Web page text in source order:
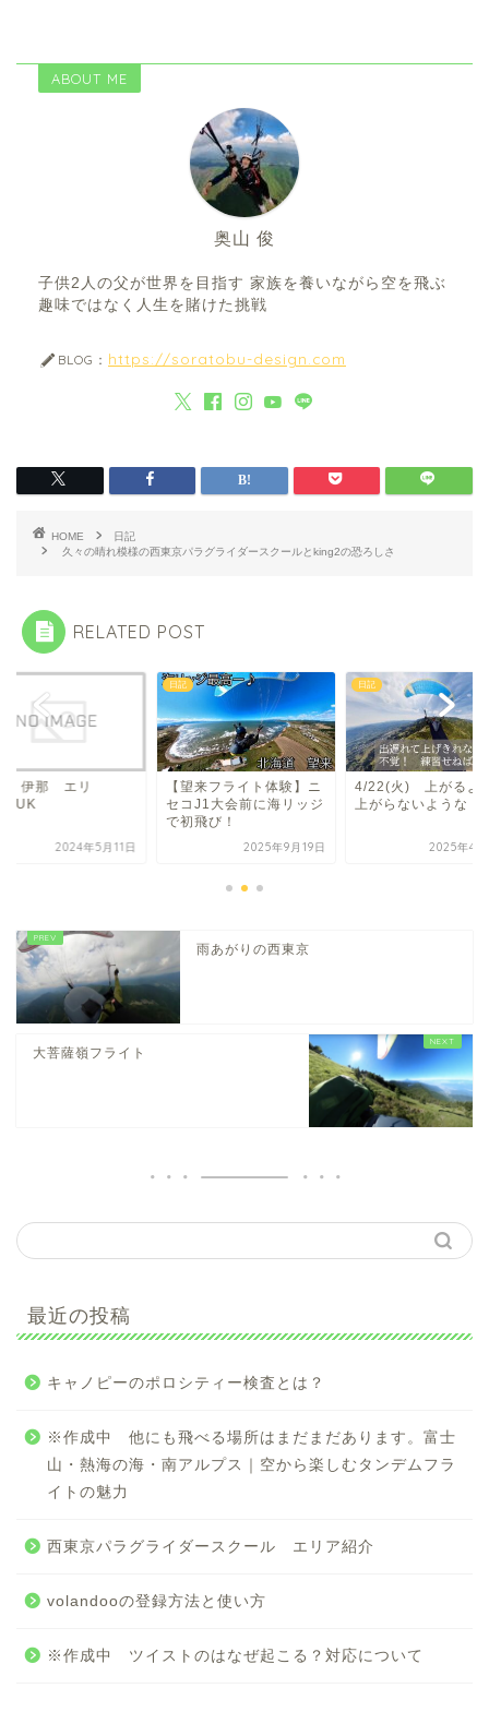
ABOUT ME
奥山 俊
子供2人の父が世界を目指す 家族を養いながら空を飛ぶ
趣味ではなく人生を賭けた挑戦
BLOG： https://soratobu-design.com
HOME
日記
久々の晴れ模様の西東京パラグライダースクールとking2の恐ろしさ
RELATED POST
伊那 エリ
2024年5月11日
日記
【望来フライト体験】ニ
セコJ1大会前に海リッジ
で初飛び！
2025年9月19日
日記
4/22(火) 上がるよ
上がらないような
2025年4
雨あがりの西東京
大菩薩嶺フライト
最近の投稿
キャノピーのポロシティー検査とは？
※作成中 他にも飛べる場所はまだまだあります。富士
山・熱海の海・南アルプス｜空から楽しむタンデムフラ
イトの魅力
西東京パラグライダースクール エリア紹介
volandooの登録方法と使い方
※作成中 ツイストのはなぜ起こる？対応について